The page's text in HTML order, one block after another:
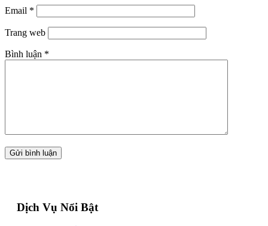
Email *
Trang web
Bình luận *
Dịch Vụ Nổi Bật